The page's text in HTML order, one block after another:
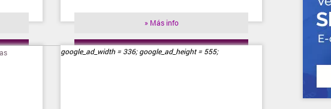
» Más info
» Visitar tienda
google_ad_width = 336; google_ad_height = 555;